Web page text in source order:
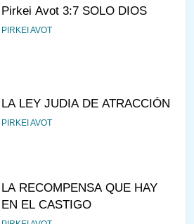
Pirkei Avot 3:7 SOLO DIOS
PIRKEI AVOT
LA LEY JUDIA DE ATRACCIÓN
PIRKEI AVOT
LA RECOMPENSA QUE HAY
EN EL CASTIGO